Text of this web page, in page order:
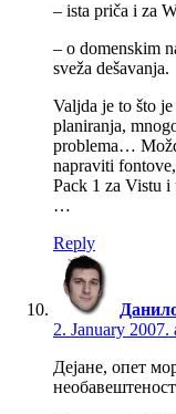
– ista priča i za
– o domenskim
sveža dešavanja.
Valjda je to što
planiranja,
problema…
napraviti
Pack 1 za Vistu i
…
Reply
2. January 2007.
Дејане, опет